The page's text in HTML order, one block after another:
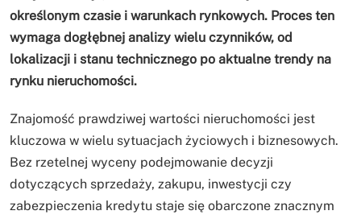
określonym czasie i warunkach rynkowych. Proces ten
wymaga dogłębnej analizy wielu czynników, od
lokalizacji i stanu technicznego po aktualne trendy na
rynku nieruchomości.
Znajomość prawdziwej wartości nieruchomości jest
kluczowa w wielu sytuacjach życiowych i biznesowych.
Bez rzetelnej wyceny podejmowanie decyzji
dotyczących sprzedaży, zakupu, inwestycji czy
zabezpieczenia kredytu staje się obarczone znacznym